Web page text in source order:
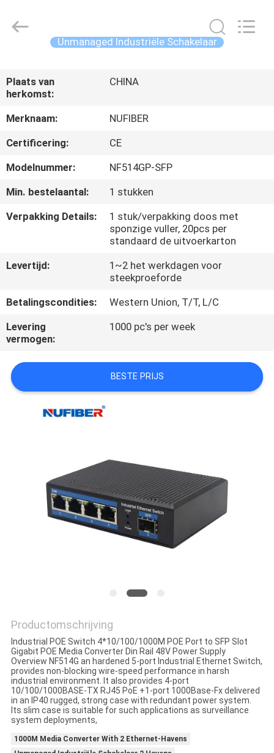
PRODUCTEN
ONGEVEER
ONS
KWALITEITSCONTROLE
CONTACTEER
ONS
NIEUWS
VERZOEK
SITEMAP
PRIVACYBELEID
Technology
Co.,Ltd.
ECER
Unmanaged Industriële Schakelaar
Plaats van
herkomst:
CHINA
Merknaam:
NUFIBER
Certificering:
CE
Modelnummer:
NF514GP-SFP
Min. bestelaantal:
1 stukken
Verpakking Details:
1 stuk/verpakking doos met
sponzige vuller, 20pcs per
standaard de uitvoerkarton
Levertijd:
1~2 het werkdagen voor
steekproeforde
Betalingscondities:
Western Union, T/T, L/C
Levering
vermogen:
1000 pc's per week
BESTE PRIJS
Productomschrijving
Industrial POE Switch 4*10/100/1000M POE Port to SFP Slot
Gigabit POE Media Converter Din Rail 48V Power Supply
Overview NF514G an hardened 5-port Industrial Ethernet Switch,
provides non-blocking wire-speed performance in harsh
industrial environment. It also provides 4-port
10/100/1000BASE-TX RJ45 PoE +1-port 1000Base-Fx delivered
in an IP40 rugged, strong case with redundant power system.
Its slim case is suitable for such applications as surveillance
system deployments,
1000M Media Converter With 2 Ethernet-Havens